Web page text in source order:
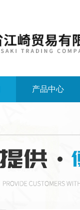
产品中心